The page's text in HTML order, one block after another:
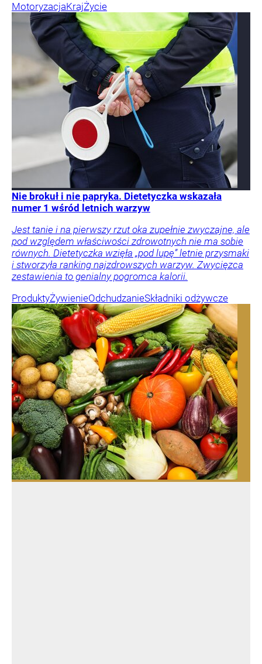
MotoryzacjaKrajŻycie
Nie brokuł i nie papryka. Dietetyczka wskazała
numer 1 wśród letnich warzyw
Jest tanie i na pierwszy rzut oka zupełnie zwyczajne, ale
pod względem właściwości zdrowotnych nie ma sobie
równych. Dietetyczka wzięła „pod lupę” letnie przysmaki
i stworzyła ranking najzdrowszych warzyw. Zwycięzca
zestawienia to genialny pogromca kalorii.
ProduktyŻywienieOdchudzanieSkładniki odżywcze